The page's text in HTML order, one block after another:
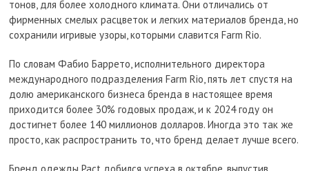
тонов, для более холодного климата. Они отличались от
фирменных смелых расцветок и легких материалов бренда, но
сохранили игривые узоры, которыми славится Farm Rio.
По словам Фабио Баррето, исполнительного директора
международного подразделения Farm Rio, пять лет спустя на
долю американского бизнеса бренда в настоящее время
приходится более 30% годовых продаж, и к 2024 году он
достигнет более 140 миллионов долларов. Иногда это так же
просто, как распространить то, что бренд делает лучше всего.